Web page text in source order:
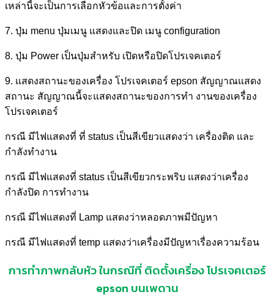
เหล่านี้จะเป็นการเลือกหัวข้อและการตั้งค่า
7. ปุ่ม menu ปุ่มเมนู แสดงและปิด เมนู configuration
8. ปุ่ม Power เป็นปุ่มสำหรับ เปิดหรือปิดโปรเจคเตอร์
9. แสดงสถานะของเครื่อง โปรเจคเตอร์ epson สัญญาณแสดง
สถานะ สัญญาณนี้จะแสดงสถานะของการทำ งานของเครื่อง
โปรเจคเตอร์
กรณี มีไฟแสดงที่ ที่ status เป็นสีเขียวแสดงว่า เครื่องติด และ
กำลังทำงาน
กรณี มีไฟแสดงที่ status เป็นสีเขียวกระพริบ แสดงว่าเครื่อง
กำลังปิด การทำงาน
กรณี มีไฟแสดงที่ Lamp แสดงว่าหลอดภาพมีปัญหา
กรณี มีไฟแสดงที่ temp แสดงว่าเครื่องมีปัญหาเรื่องความร้อน
การทำภาพกลับหัว ในกรณีที่ ติดตั้งเครื่อง โปรเจคเตอร์
epson บนเพดาน